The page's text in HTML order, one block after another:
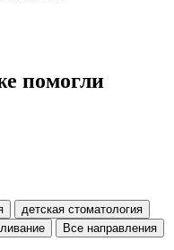
помогли
детская стоматология
Все направления